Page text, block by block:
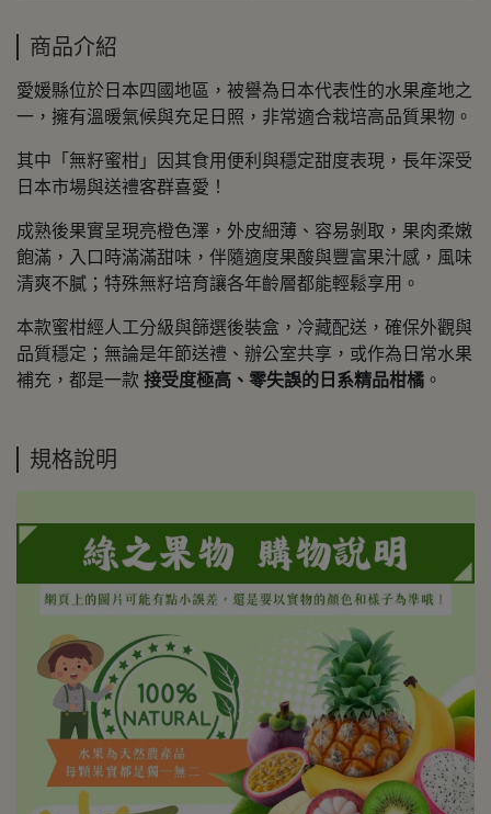
商品介紹
愛媛縣位於日本四國地區，被譽為日本代表性的水果產地之
一，擁有溫暖氣候與充足日照，非常適合栽培高品質果物。
其中「無籽蜜柑」因其食用便利與穩定甜度表現，長年深受
日本市場與送禮客群喜愛！
成熟後果實呈現亮橙色澤，外皮細薄、容易剝取，果肉柔嫩
飽滿，入口時滿滿甜味，伴隨適度果酸與豐富果汁感，風味
清爽不膩；特殊無籽培育讓各年齡層都能輕鬆享用。
本款蜜柑經人工分級與篩選後裝盒，冷藏配送，確保外觀與
品質穩定；無論是年節送禮、辦公室共享，或作為日常水果
補充，都是一款 接受度極高、零失誤的日系精品柑橘 。
規格說明